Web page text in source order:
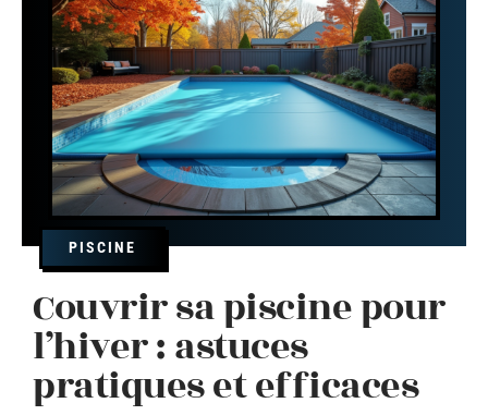
PISCINE
Couvrir sa piscine pour
l’hiver : astuces
pratiques et efficaces